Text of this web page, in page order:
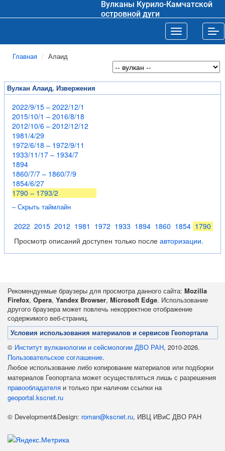
Вулканы Курило-Камчатской
островной дуги
Toggle
Главная Алаид
Вулкан Алаид. Извержения
2022/9/15 – 2022/12/1
2015/10/1 – 2016/8/18
2012/10/6 – 2012/12/12
1981/4/29
1972/6/18 – 1972/9/11
1933/11/17 – 1934/7
1894
1860/7/7 – 1860/7/9
1854/6/27
1790 – 1793/2
– Скрыть таймлайн
2022 2015 2012 1981 1972 1933 1894 1860 1854 1790
Просмотр описаний доступен только после авторизации.
Рекомендуемые браузеры для просмотра данного сайта: Mozilla
Firefox, Opera, Yandex Browser, Microsoft Edge. Использование
другого браузера может повлечь некорректное отображение
содержимого веб-страниц.
Условия использования материалов и сервисов Геопортала
© Институт вулканологии и сейсмологии ДВО РАН, 2010-2026.
Пользовательское соглашение.
Любое использование либо копирование материалов или подборки
материалов Геопортала может осуществляться лишь с разрешения
правообладателя и только при наличии ссылки на
geoportal.kscnet.ru
© Development&Design: roman@kscnet.ru, ИВЦ ИВиС ДВО РАН